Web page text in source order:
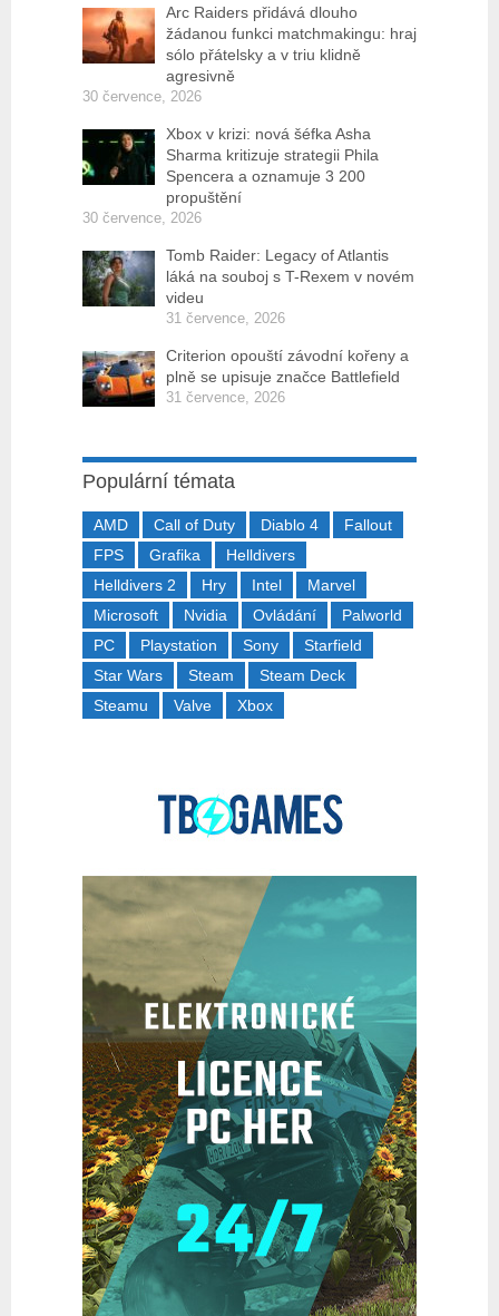
Arc Raiders přidává dlouho
žádanou funkci matchmakingu: hraj
sólo přátelsky a v triu klidně
agresivně
30 července, 2026
Xbox v krizi: nová šéfka Asha
Sharma kritizuje strategii Phila
Spencera a oznamuje 3 200
propuštění
30 července, 2026
Tomb Raider: Legacy of Atlantis
láká na souboj s T-Rexem v novém
videu
31 července, 2026
Criterion opouští závodní kořeny a
plně se upisuje značce Battlefield
31 července, 2026
Populární témata
AMD Call of Duty Diablo 4
Fallout
FPS
Grafika
Helldivers
Helldivers 2
Hry Intel
Marvel
Microsoft
Nvidia Ovládání
Palworld
PC
Playstation Sony
Starfield
Star Wars
Steam
Steam Deck
Steamu
Valve Xbox